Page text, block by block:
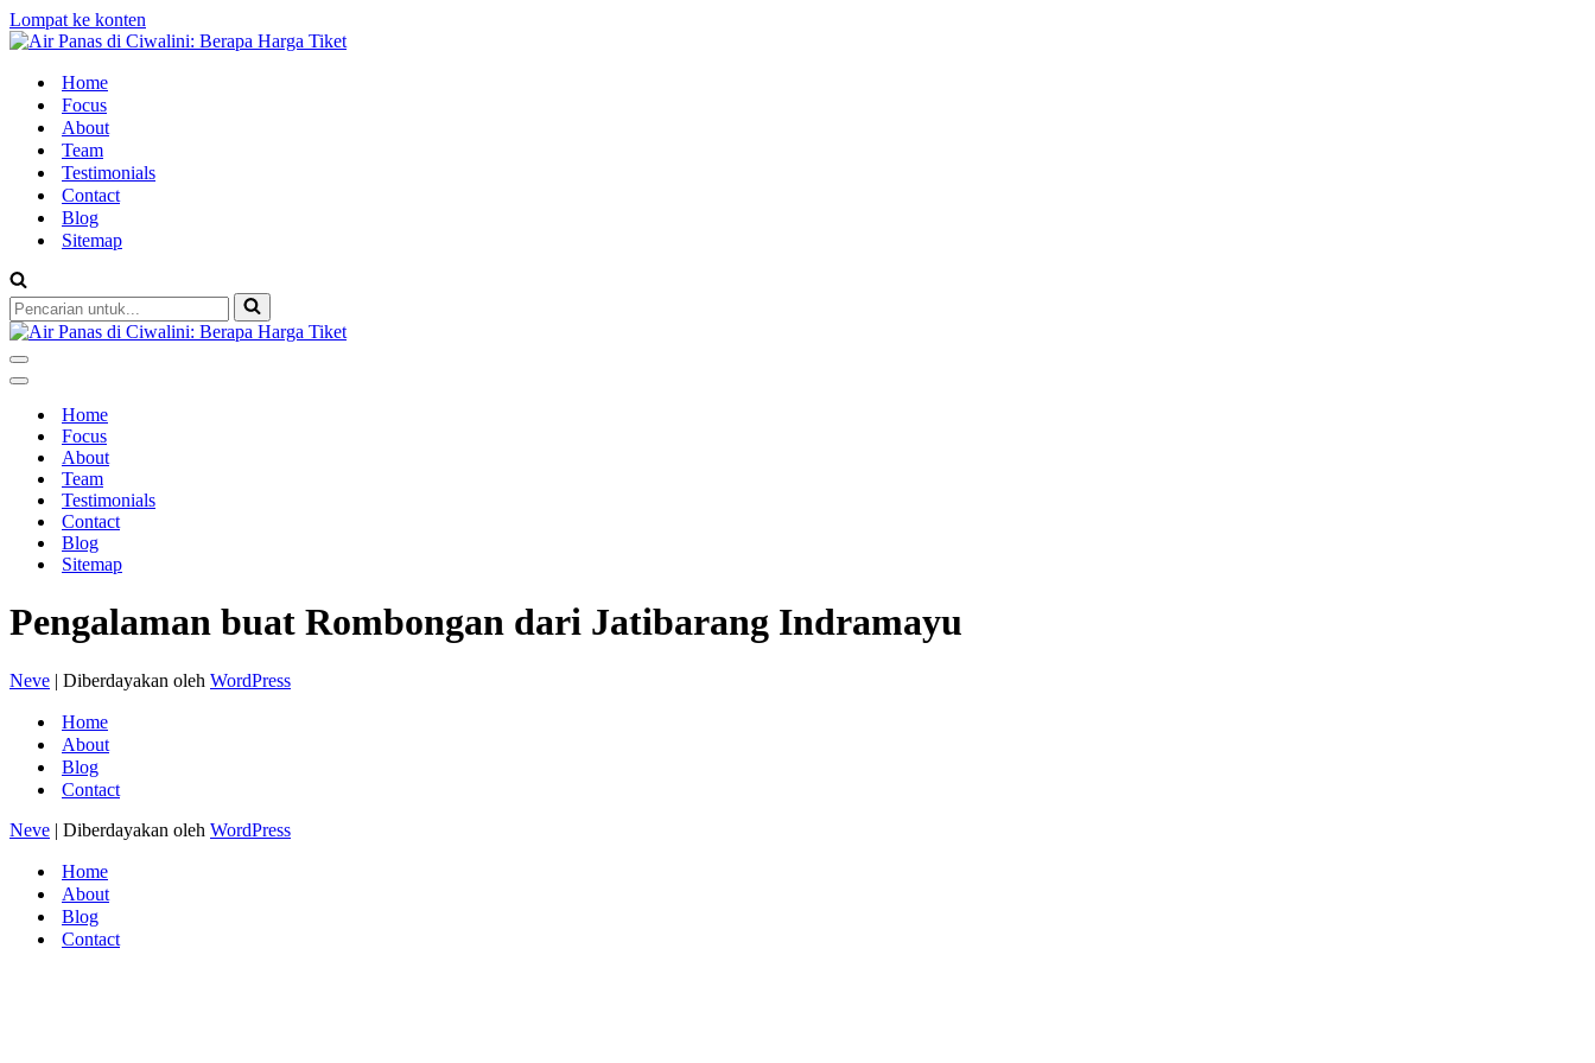
Lompat ke konten
Home
Focus
About
Team
Testimonials
Contact
Blog
Sitemap
Pencarian
untuk...
Menu
Navigasi
Menu
NavigasiHome
Focus
About
Team
Testimonials
Contact
Blog
Sitemap
Pengalaman buat Rombongan dari Jatibarang Indramayu
Neve | Diberdayakan oleh WordPress
Home
About
Blog
Contact
Neve | Diberdayakan oleh WordPress
Home
About
Blog
Contact